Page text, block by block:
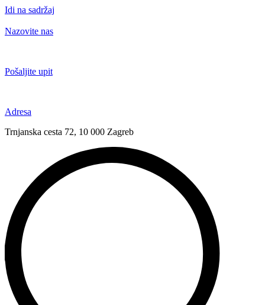
Idi na sadržaj
Nazovite nas
Pošaljite upit
Adresa
Trnjanska cesta 72, 10 000 Zagreb